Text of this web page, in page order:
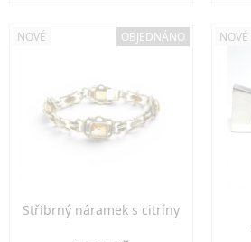
NOVÉ OBJEDNÁNO
Stříbrný náramek s citríny
NOVÉ